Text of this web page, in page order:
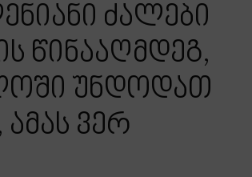
ძალები
წინააღმდეგ,
უნდოდათ
ვერ